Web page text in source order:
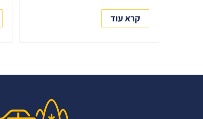
קרא עוד